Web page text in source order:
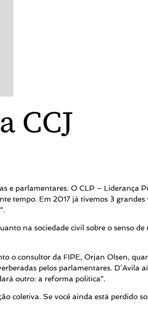
CCJ
e parlamentares. O CLP – Liderança
tempo. Em 2017 já tivemos 3 grandes
na sociedade civil sobre o senso de
o consultor da FIPE, Orjan Olsen,
pelos parlamentares. D’Avila
outro: a reforma política”.
coletiva. Se você ainda está perdido